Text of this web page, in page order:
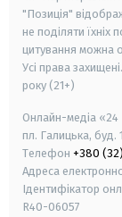
"Позиція"
не поділяти їхніх
цитування можна
Усі права захищені.
року (21+)
Онлайн-медіа «24
пл. Галицька, буд.
Телефон +380
Адреса
Ідентифікатор
R40-06057